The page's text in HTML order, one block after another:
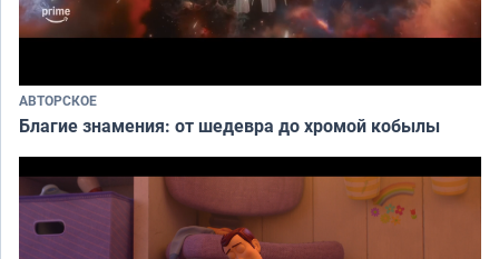
АВТОРСКОЕ
Благие знамения: от шедевра до хромой кобылы